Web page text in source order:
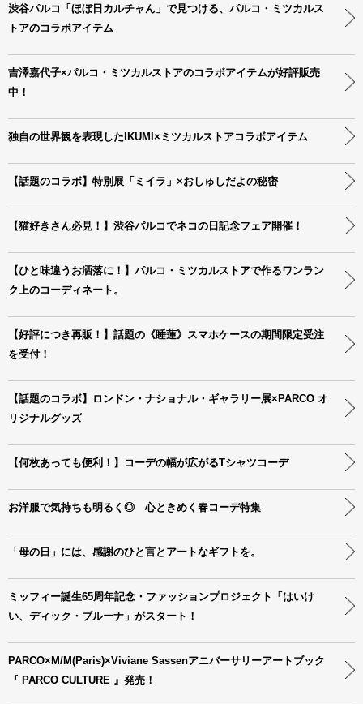
渋谷パルコ「ほぼ日カルチャん」で見つける、パルコ・ミツカルス
トアのコラボアイテム
吉澤嘉代子×パルコ・ミツカルストアのコラボアイテムが好評販売
中！
独自の世界観を表現したIKUMI×ミツカルストアコラボアイテム
【話題のコラボ】特別展「ミイラ」×おしゅしだよの秘密
【猫好きさん必見！】渋谷パルコでネコの日記念フェア開催！
【ひと味違うお洒落に！】パルコ・ミツカルストアで作るワンラン
ク上のコーディネート。
【好評につき再販！】話題の《睡蓮》スマホケースの期間限定受注
を受付！
【話題のコラボ】ロンドン・ナショナル・ギャラリー展×PARCO オ
リジナルグッズ
【何枚あっても便利！】コーデの幅が広がるTシャツコーデ
お洋服で気持ちも明るく◎ 心ときめく春コーデ特集
「母の日」には、感謝のひと言とアートなギフトを。
ミッフィー誕生65周年記念・ファッションプロジェクト「はいけ
い、ディック・ブルーナ」がスタート！
PARCO×M/M(Paris)×Viviane Sassenアニバーサリーアートブック
『 PARCO CULTURE 』発売！